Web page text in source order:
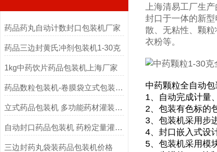
药品药丸自动计数封口包装机厂家
药品三边封黄氏冲剂包装机1-30克
1kg中药饮片药品包装机上海厂家
药品数粒包装机-卷膜袋立式包装设备
立式药品包装机 多功能药材灌装机厂家
自动封口药品包装机 药粉定量灌装机
三边封药丸袋装药品包装机价格
上海清易工厂生
封口于一体的新
散、无粘性、颗
衣粉等。
中药颗粒全自动
1、自动完成计量
2、包装有色标的
3、包装机采用步
4、封口嵌入式设
5、包装机采用模